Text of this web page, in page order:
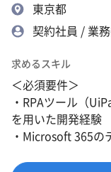
東京都
契約社員 / 業
求めるスキル
＜必須要件＞
・RPAツール（
を用いた開発経験
・Microsoft 365の